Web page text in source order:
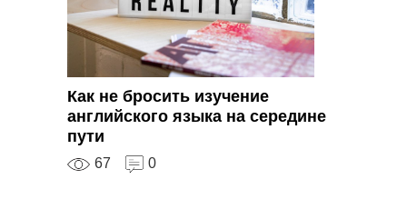
Как не бросить изучение
английского языка на середине
пути
67 0